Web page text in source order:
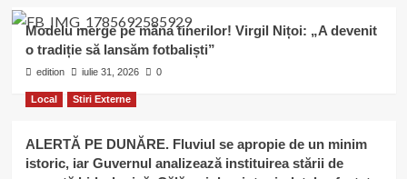
Modelu merge pe mâna tinerilor! Virgil Nițoi: „A devenit
o tradiție să lansăm fotbaliști”
edition iulie 31, 2026 0
Local Stiri Externe
ALERTĂ PE DUNĂRE. Fluviul se apropie de un minim
istoric, iar Guvernul analizează instituirea stării de